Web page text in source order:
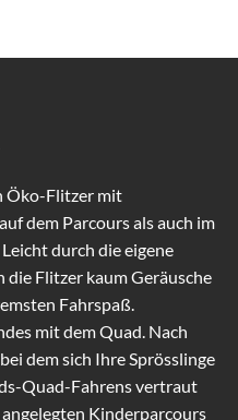
Öko-Flitzer mit
dem Parcours als auch im
durch die eigene
die Flitzer kaum Geräusche
Fahrspaß.
mit dem Quad. Nach
dem sich Ihre Sprösslinge
Quad-Fahrens vertraut
angelegten Kinderparcours